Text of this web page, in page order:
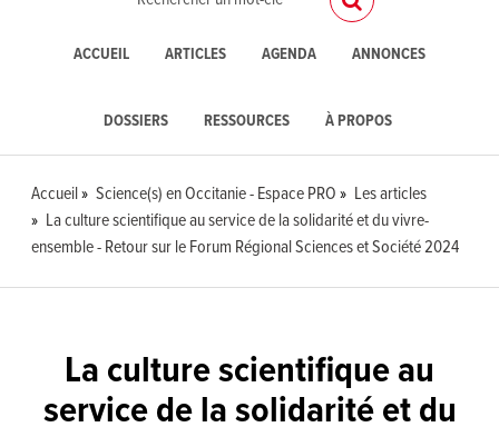
ACCUEIL ARTICLES AGENDA ANNONCES
DOSSIERS RESSOURCES À PROPOS
Accueil Science(s) en Occitanie - Espace PRO
Les articles
La culture scientifique au service de la solidarité et du vivre-
ensemble - Retour sur le Forum Régional Sciences et Société 2024
La culture scientifique au
service de la solidarité et du